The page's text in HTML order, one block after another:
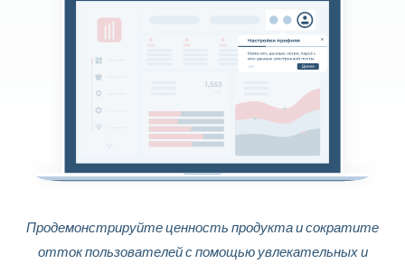
Продемонстрируйте ценность продукта и сократите
отток пользователей с помощью увлекательных и